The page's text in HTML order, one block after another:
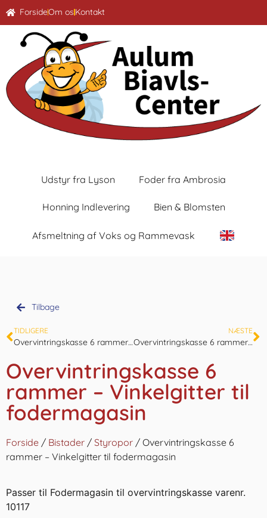
ForsideOm osKontakt
Udstyr fra Lyson Foder fra Ambrosia
Honning Indlevering Bien & Blomsten
Afsmeltning af Voks og Rammevask
Tilbage
TIDLIGERE
Overvintringskasse 6 rammer – Fodermagasin
NÆSTE
Overvintringskasse 6 rammer – Skillerum
Overvintringskasse 6
rammer – Vinkelgitter til
fodermagasin
Forside / Bistader / Styropor / Overvintringskasse 6
rammer – Vinkelgitter til fodermagasin
Passer til Fodermagasin til overvintringskasse varenr.
10117